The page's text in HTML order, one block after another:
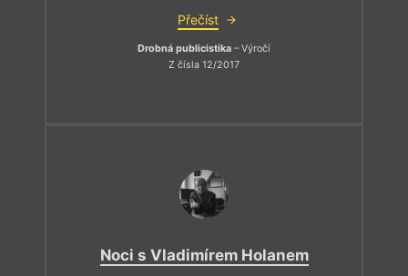
Přečíst
Drobná publicistika – Výročí
Z čísla 12/2017
Noci s Vladimírem Holanem